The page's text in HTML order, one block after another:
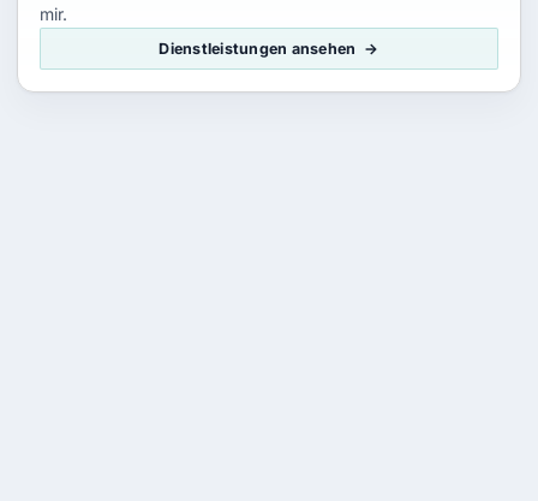
mir.
Dienstleistungen ansehen